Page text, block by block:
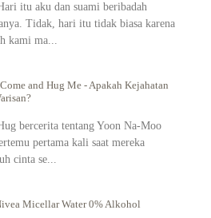
itu aku dan suami beribadah
Tidak, hari itu tidak biasa karena
kami ma...
and Hug Me - Apakah Kejahatan
bercerita tentang Yoon Na-Moo
pertama kali saat mereka
cinta se...
Micellar Water 0% Alkohol